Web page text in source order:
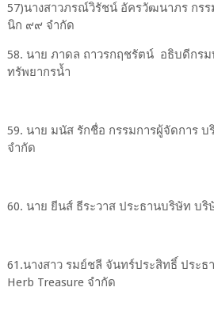
57)นางสาวภรณ์วิรัชน์ อัครวัฒนาภร กร
นิก ๙๙ จํากัด
58. นาย ภาดล ถาวรกฤชรัตน์ อธิบดีกร
ทรัพยากรน้ำ
59. นาย มนัส รักชื่อ กรรมการผู้จัดการ
จำกัด
60. นาย ยีนส์ ธีระวาส ประธานบริษัท บริ
61.นางสาว รมย์ชลี จันทร์ประสิทธิ์ ประ
Herb Treasure จำกัด